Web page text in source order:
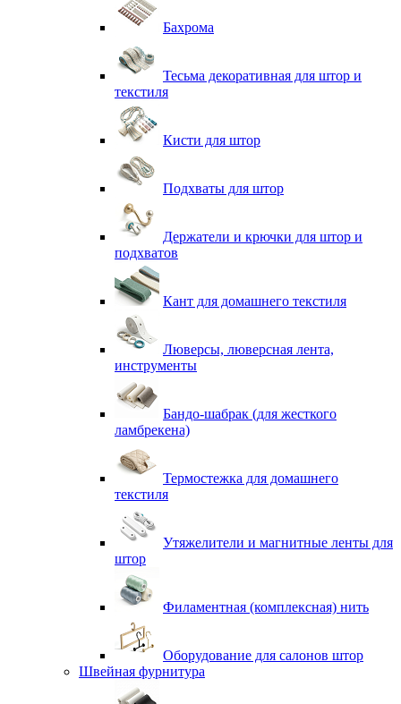
Бахрома
Тесьма декоративная для штор и
текстиля
Кисти для штор
Подхваты для штор
Держатели и крючки для штор и
подхватов
Кант для домашнего текстиля
Люверсы, люверсная лента,
инструменты
Бандо-шабрак (для жесткого
ламбрекена)
Термостежка для домашнего
текстиля
Утяжелители и магнитные ленты для
штор
Филаментная (комплексная) нить
Оборудование для салонов штор
Швейная фурнитура